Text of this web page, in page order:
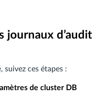
journaux d’audit
suivez ces étapes :
de cluster DB